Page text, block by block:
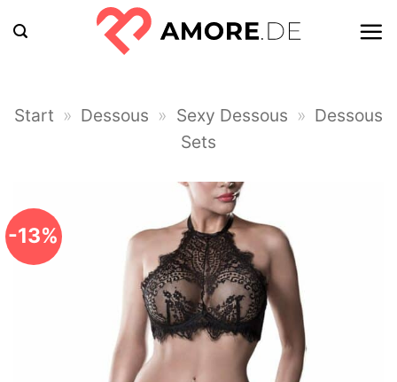
Inhalt
Start » Dessous » Sexy Dessous » Dessous
Sets
-13%